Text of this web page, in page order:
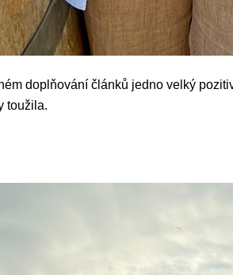
doplňování článků jedno velký
toužila.